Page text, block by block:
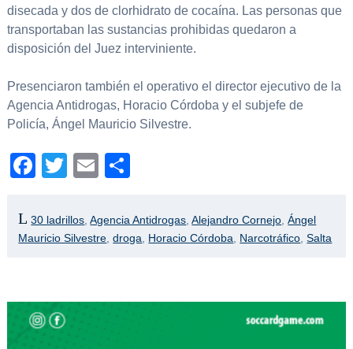
disecada y dos de clorhidrato de cocaína. Las personas que
transportaban las sustancias prohibidas quedaron a
disposición del Juez interviniente.
Presenciaron también el operativo el director ejecutivo de la
Agencia Antidrogas, Horacio Córdoba y el subjefe de
Policía, Ángel Mauricio Silvestre.
Facebook
TwitterEmail
30 ladrillos ,Agencia Antidrogas ,Alejandro Cornejo ,Ángel
Mauricio Silvestre ,droga Horacio Córdoba Narcotráfico ,Salta